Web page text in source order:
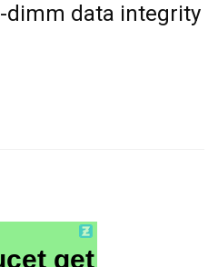
dimm data integrity